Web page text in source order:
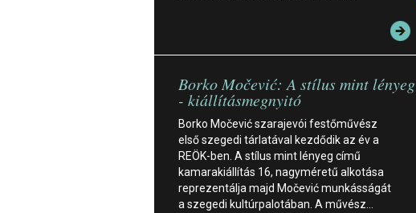
Borko Močević: A stílus mint lényeg
- kiállításmegnyitó
Borko Močević szarajevói festőművész
első szegedi tárlatával kezdődik az év a
REÖK-ben. A stílus mint lényeg című
kamarakiállítás 16, nagyméretű alkotása
reprezentálja majd Močević munkásságát
a szegedi kultúrpalotában. A művész…